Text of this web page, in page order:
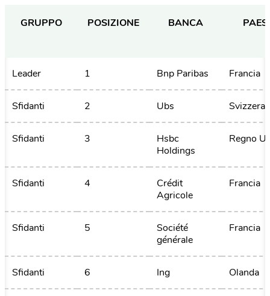
GRUPPO POSIZIONE BANCA
Leader 1 Bnp Paribas Francia
Sfidanti 2 Ubs Svizzera
Sfidanti 3
Hsbc
Holdings
Regno
Sfidanti 4
Crédit
Agricole
Francia
Sfidanti 5
Société
générale
Francia
Sfidanti 6 Ing Olanda